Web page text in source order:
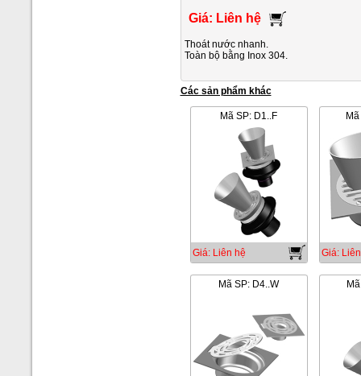
Giá: Liên hệ
Thoát nước nhanh.
Toàn bộ bằng Inox 304.
Các sản phẩm khác
Mã SP: D1..F
Giá: Liên hệ Giá:
Mã SP: D4..W